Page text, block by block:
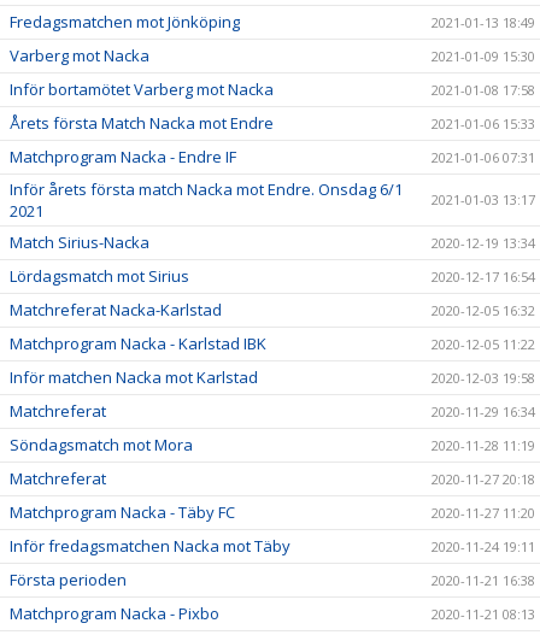
Fredagsmatchen mot Jönköping 2021-01-13 18:49
Varberg mot Nacka 2021-01-09 15:30
Inför bortamötet Varberg mot Nacka 2021-01-08 17:58
Årets första Match Nacka mot Endre 2021-01-06 15:33
Matchprogram Nacka - Endre IF 2021-01-06 07:31
Inför årets första match Nacka mot Endre. Onsdag 6/1
2021
2021-01-03 13:17
Match Sirius-Nacka 2020-12-19 13:34
Lördagsmatch mot Sirius 2020-12-17 16:54
Matchreferat Nacka-Karlstad 2020-12-05 16:32
Matchprogram Nacka - Karlstad IBK 2020-12-05 11:22
Inför matchen Nacka mot Karlstad 2020-12-03 19:58
Matchreferat 2020-11-29 16:34
Söndagsmatch mot Mora 2020-11-28 11:19
Matchreferat 2020-11-27 20:18
Matchprogram Nacka - Täby FC 2020-11-27 11:20
Inför fredagsmatchen Nacka mot Täby 2020-11-24 19:11
Första perioden 2020-11-21 16:38
Matchprogram Nacka - Pixbo 2020-11-21 08:13